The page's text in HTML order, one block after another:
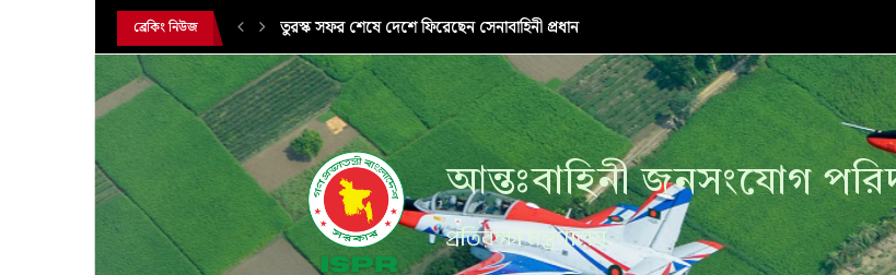
ব্রেকিং নিউজ তুরস্ক সফর শেষে দেশে ফিরেছেন সেনাবাহিনী প্রধান
আন্তঃবাহিনী জনসংযোগ
প্রতিরক্ষা মন্ত্রণালয়